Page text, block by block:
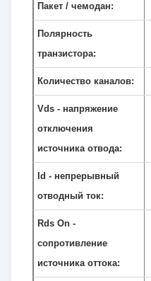
Пакет / чемодан:
Полярность
транзистора:
Количество каналов:
Vds - напряжение
отключения
источника отвода:
Id - непрерывный
отводный ток:
Rds On -
сопротивление
источника оттока: